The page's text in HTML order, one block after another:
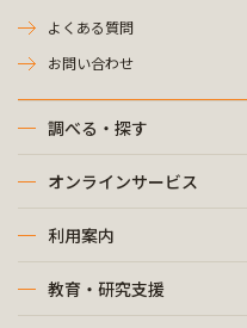
よくある質問
お問い合わせ
調べる・探す
オンラインサービス
利用案内
教育・研究支援